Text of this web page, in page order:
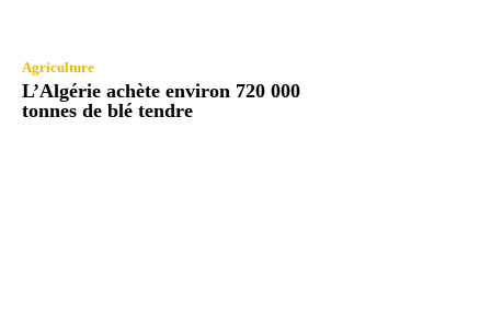
Agriculture
L’Algérie achète environ 720 000
tonnes de blé tendre